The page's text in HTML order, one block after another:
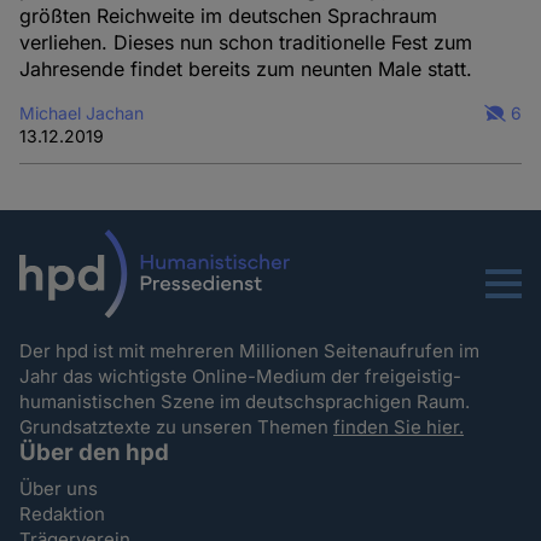
größten Reichweite im deutschen Sprachraum
verliehen. Dieses nun schon traditionelle Fest zum
Jahresende findet bereits zum neunten Male statt.
Michael Jachan
13.12.2019
6
Menu
Der hpd ist mit mehreren Millionen Seitenaufrufen im
Jahr das wichtigste Online-Medium der freigeistig-
humanistischen Szene im deutschsprachigen Raum.
Grundsatztexte zu unseren Themenfinden Sie hier.
Über den hpd
Über uns
Redaktion